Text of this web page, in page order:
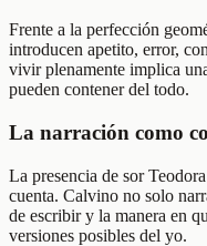
Frente a la perfección
introducen apetito, error,
vivir plenamente implica
pueden contener del todo.
La narración como
La presencia de sor
cuenta. Calvino no solo
de escribir y la manera en
versiones posibles del yo.